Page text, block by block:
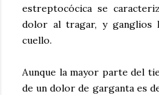
estreptocócica se
dolor al tragar, y ganglios
cuello.
Aunque la mayor parte del
de un dolor de garganta es